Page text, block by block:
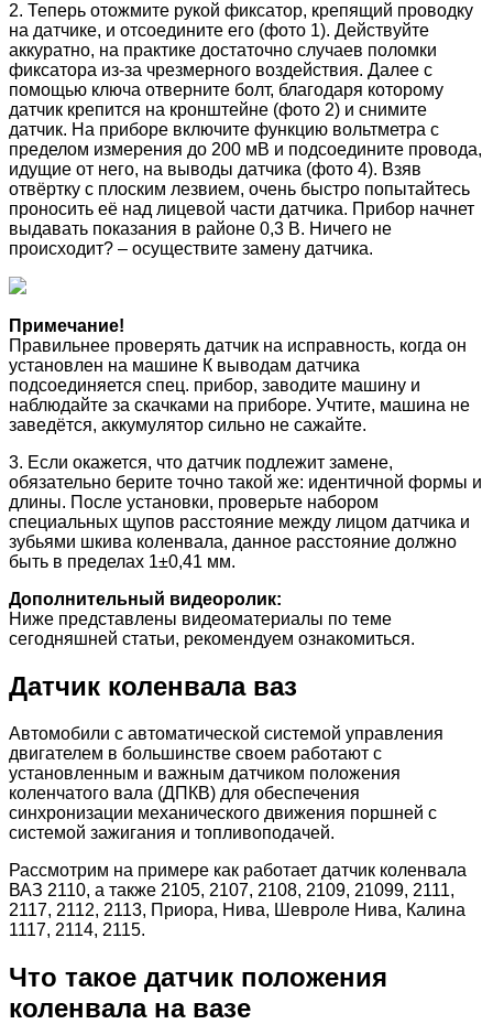
2. Теперь отожмите рукой фиксатор, крепящий проводку
на датчике, и отсоедините его (фото 1). Действуйте
аккуратно, на практике достаточно случаев поломки
фиксатора из-за чрезмерного воздействия. Далее с
помощью ключа отверните болт, благодаря которому
датчик крепится на кронштейне (фото 2) и снимите
датчик. На приборе включите функцию вольтметра с
пределом измерения до 200 мВ и подсоедините провода,
идущие от него, на выводы датчика (фото 4). Взяв
отвёртку с плоским лезвием, очень быстро попытайтесь
проносить её над лицевой части датчика. Прибор начнет
выдавать показания в районе 0,3 В. Ничего не
происходит? – осуществите замену датчика.
Примечание!
Правильнее проверять датчик на исправность, когда он
установлен на машине К выводам датчика
подсоединяется спец. прибор, заводите машину и
наблюдайте за скачками на приборе. Учтите, машина не
заведётся, аккумулятор сильно не сажайте.
3. Если окажется, что датчик подлежит замене,
обязательно берите точно такой же: идентичной формы и
длины. После установки, проверьте набором
специальных щупов расстояние между лицом датчика и
зубьями шкива коленвала, данное расстояние должно
быть в пределах 1±0,41 мм.
Дополнительный видеоролик:
Ниже представлены видеоматериалы по теме
сегодняшней статьи, рекомендуем ознакомиться.
Датчик коленвала ваз
Автомобили с автоматической системой управления
двигателем в большинстве своем работают с
установленным и важным датчиком положения
коленчатого вала (ДПКВ) для обеспечения
синхронизации механического движения поршней с
системой зажигания и топливоподачей.
Рассмотрим на примере как работает датчик коленвала
ВАЗ 2110, а также 2105, 2107, 2108, 2109, 21099, 2111,
2117, 2112, 2113, Приора, Нива, Шевроле Нива, Калина
1117, 2114, 2115.
Что такое датчик положения
коленвала на вазе